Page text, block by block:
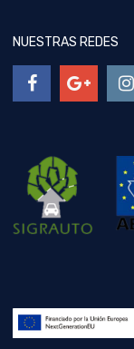
NUESTRAS REDES